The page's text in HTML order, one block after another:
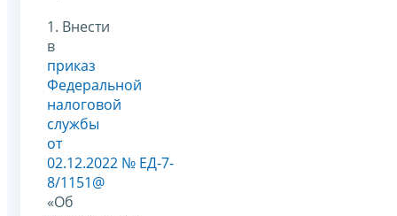
1. Внести
в
приказ
Федеральной
налоговой
службы
от
02.12.2022 № ЕД-7-
8/1151@
«Об